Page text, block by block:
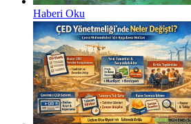
Haberi Oku